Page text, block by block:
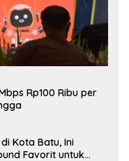
Rp100 Ribu per
Kota Batu, Ini
Favorit untuk